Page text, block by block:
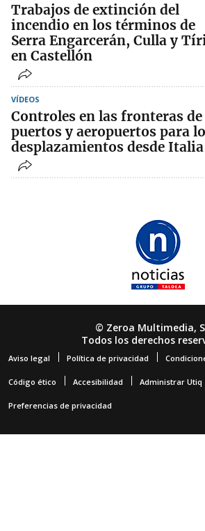
Trabajos de extinción del
incendio en los términos de
Serra Engarcerán, Culla y
en Castellón
VÍDEOS
Controles en las fronteras de
puertos y aeropuertos para
desplazamientos desde Italia
© Zeroa Multimedia,
Todos los derechos
Aviso legal Política de privacidad
Código ético Accesibilidad Administrar Utiq
Preferencias de privacidad